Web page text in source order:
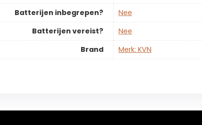
Batterijen inbegrepen?
‎Nee
Batterijen vereist?
‎Nee
Brand
Merk: KVN